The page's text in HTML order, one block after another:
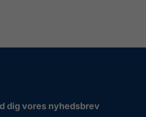
dig vores nyhedsbrev